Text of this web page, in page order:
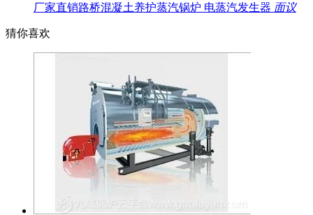
厂家直销路桥混凝土养护蒸汽锅炉 电蒸汽发生器 面议
猜你喜欢